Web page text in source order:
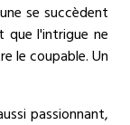
se succèdent
que l'intrigue ne
le coupable. Un
passionnant,